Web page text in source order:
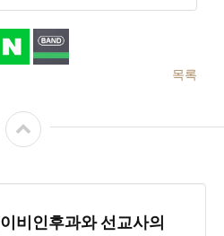
목록
비인후과와 선교사의